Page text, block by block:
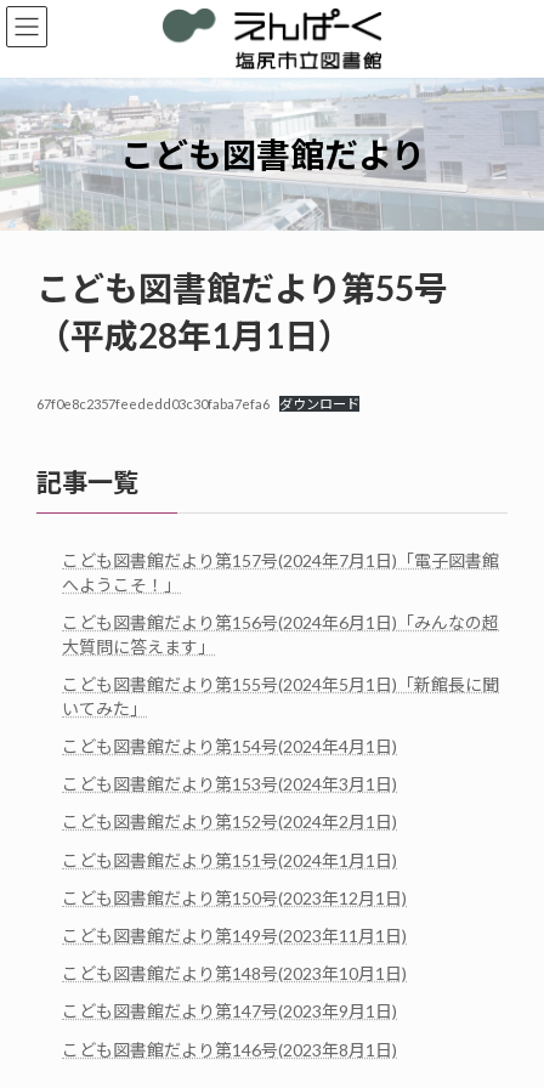
コ
ン
ン
ツ
へ
ス
キ
ッ
プ
ナ
ビ
ー
シ
ョ
ン
に
移
動
こども図書館だより
こども図書館だより第55号
（平成28年1月1日）
67f0e8c2357feededd03c30faba7efa6 ダウンロード
記事一覧
こども図書館だより第157号(2024年7月1日)「電子図書館
へようこそ！」
こども図書館だより第156号(2024年6月1日)「みんなの超
大質問に答えます」
こども図書館だより第155号(2024年5月1日)「新館長に聞
いてみた」
こども図書館だより第154号(2024年4月1日)
こども図書館だより第153号(2024年3月1日)
こども図書館だより第152号(2024年2月1日)
こども図書館だより第151号(2024年1月1日)
こども図書館だより第150号(2023年12月1日)
こども図書館だより第149号(2023年11月1日)
こども図書館だより第148号(2023年10月1日)
こども図書館だより第147号(2023年9月1日)
こども図書館だより第146号(2023年8月1日)